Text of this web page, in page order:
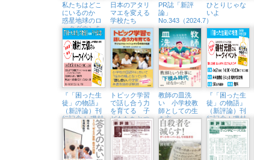
私たちはどこ
にいるのか
惑星地球のロ
ックダウンを
知るためのレ
ッスン
日本のアタリ
マエを変える
学校たち
PR誌「新評
論」
No.343（2024.7）
ひとりじゃな
いよ
『「困った生
徒」の物語』
（新評論）刊
行記念！ 磯村
元信さんトー
クイベント
（5/5㈰、八王
子市生涯学習
センター）
トピック学習
で話し合う力
を育てる 子
どもたちとつ
くり上げた６
年間の軌跡
教師の皿洗
い 小学校教
師としての生
き方
『「困った生
徒」の物語』
（新評論）刊
行記念！磯村
元信さんトー
クイベント
（4/21㈰、未
来屋書店日の
出店）